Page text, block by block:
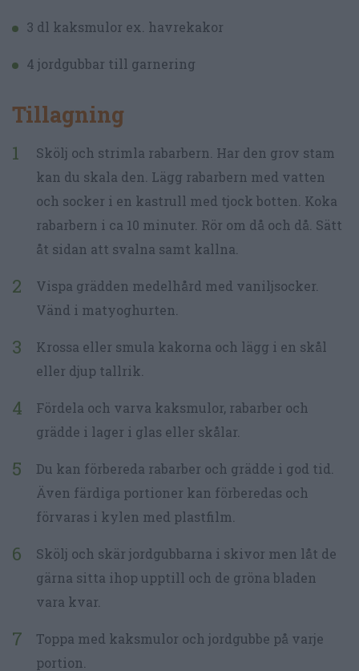
3 dl kaksmulor ex. havrekakor
4 jordgubbar till garnering
Tillagning
Skölj och strimla rabarbern. Har den grov stam
kan du skala den. Lägg rabarbern med vatten
och socker i en kastrull med tjock botten. Koka
rabarbern i ca 10 minuter. Rör om då och då. Sätt
åt sidan att svalna samt kallna.
Vispa grädden medelhård med vaniljsocker.
Vänd i matyoghurten.
Krossa eller smula kakorna och lägg i en skål
eller djup tallrik.
Fördela och varva kaksmulor, rabarber och
grädde i lager i glas eller skålar.
Du kan förbereda rabarber och grädde i god tid.
Även färdiga portioner kan förberedas och
förvaras i kylen med plastfilm.
Skölj och skär jordgubbarna i skivor men låt de
gärna sitta ihop upptill och de gröna bladen
vara kvar.
Toppa med kaksmulor och jordgubbe på varje
portion.